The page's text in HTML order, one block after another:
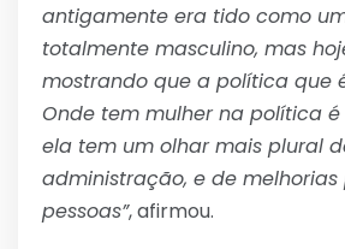
antigamente era tido como
totalmente masculino, mas
mostrando que a política que
Onde tem mulher na política
ela tem um olhar mais plural
administração, e de
pessoas”, afirmou.